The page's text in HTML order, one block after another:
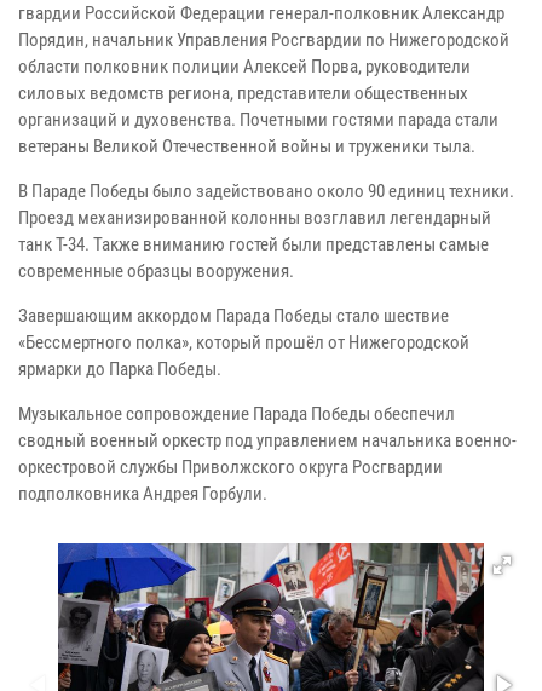
гвардии Российской Федерации генерал-полковник Александр
Порядин, начальник Управления Росгвардии по Нижегородской
области полковник полиции Алексей Порва, руководители
силовых ведомств региона, представители общественных
организаций и духовенства. Почетными гостями парада стали
ветераны Великой Отечественной войны и труженики тыла.
В Параде Победы было задействовано около 90 единиц техники.
Проезд механизированной колонны возглавил легендарный
танк Т-34. Также вниманию гостей были представлены самые
современные образцы вооружения.
Завершающим аккордом Парада Победы стало шествие
«Бессмертного полка», который прошёл от Нижегородской
ярмарки до Парка Победы.
Музыкальное сопровождение Парада Победы обеспечил
сводный военный оркестр под управлением начальника военно-
оркестровой службы Приволжского округа Росгвардии
подполковника Андрея Горбули.